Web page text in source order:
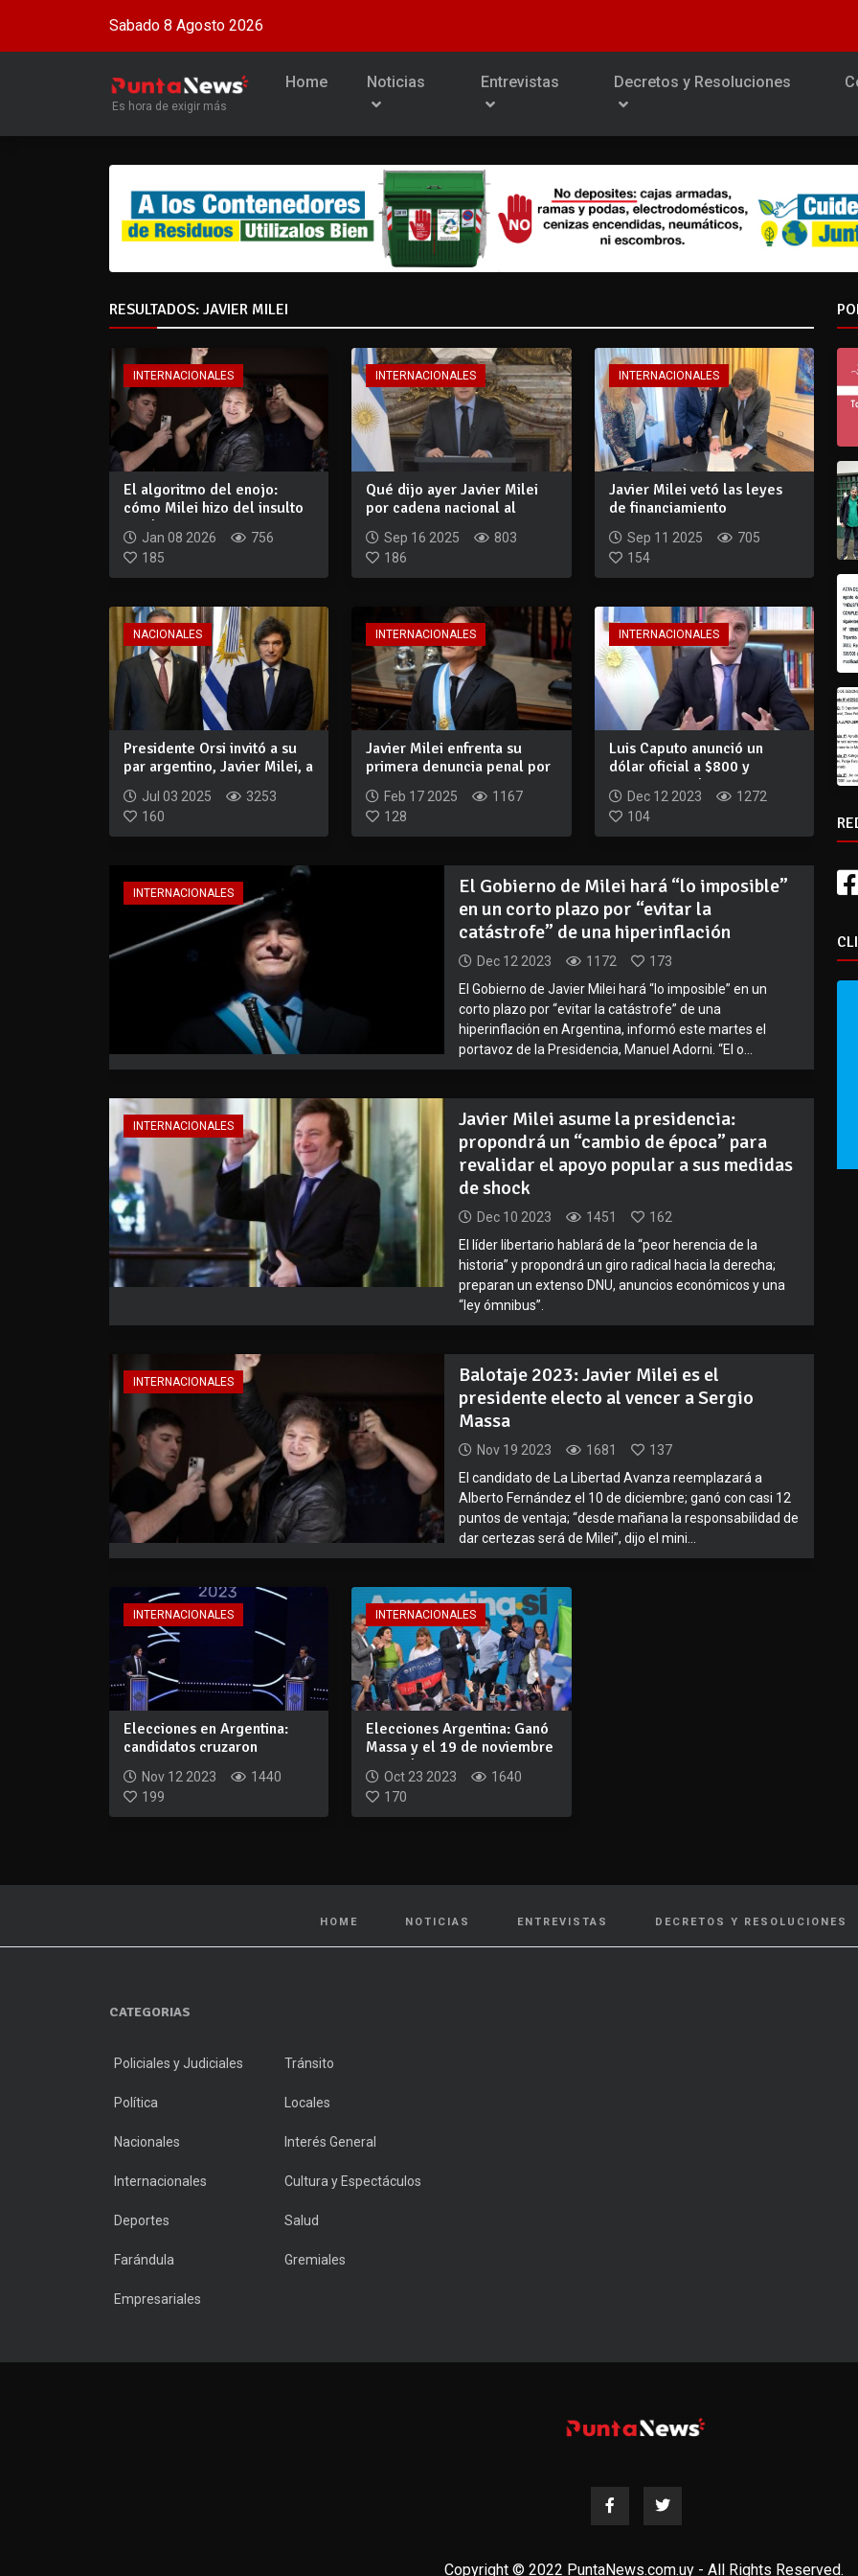
Sabado 8 Agosto 2026
Es hora de exigir más
Home Noticias Entrevistas Decretos y Resoluciones
RESULTADOS: JAVIER MILEI
INTERNACIONALES
El algoritmo del enojo:
cómo Milei hizo del insulto
una herr...
Jan 08 2026
756
185
INTERNACIONALES
Qué dijo ayer Javier Milei
por cadena nacional al
Sep 16 2025
803
186
INTERNACIONALES
Javier Milei vetó las leyes
de financiamiento
Sep 11 2025
705
154
NACIONALES
Presidente Orsi invitó a su
par argentino, Javier Milei, a
Jul 03 2025
3253
160
INTERNACIONALES
Javier Milei enfrenta su
primera denuncia penal por
Feb 17 2025
1167
128
INTERNACIONALES
Luis Caputo anunció un
dólar oficial a $800 y
recortes en ob...
Dec 12 2023
1272
104
INTERNACIONALES
El Gobierno de Milei hará “lo imposible”
en un corto plazo por “evitar la
catástrofe” de una hiperinflación
Dec 12 2023 1172
173
El Gobierno de Javier Milei hará “lo imposible” en un
corto plazo por “evitar la catástrofe” de una
hiperinflación en Argentina, informó este martes el
portavoz de la Presidencia, Manuel Adorni. “El o...
INTERNACIONALES
Javier Milei asume la presidencia:
propondrá un “cambio de época” para
revalidar el apoyo popular a sus medidas
de shock
Dec 10 2023 1451
162
El líder libertario hablará de la “peor herencia de la
historia” y propondrá un giro radical hacia la derecha;
preparan un extenso DNU, anuncios económicos y una
“ley ómnibus”.
INTERNACIONALES
Balotaje 2023: Javier Milei es el
presidente electo al vencer a Sergio
Massa
Nov 19 2023 1681
137
El candidato de La Libertad Avanza reemplazará a
Alberto Fernández el 10 de diciembre; ganó con casi 12
puntos de ventaja; “desde mañana la responsabilidad de
dar certezas será de Milei”, dijo el mini...
INTERNACIONALES
Elecciones en Argentina:
candidatos cruzaron
Nov 12 2023
1440
199
INTERNACIONALES
Elecciones Argentina: Ganó
Massa y el 19 de noviembre
se med...
Oct 23 2023
1640
170
HOME NOTICIAS ENTREVISTAS DECRETOS Y RESOLUCIONES
CATEGORIAS
Policiales y Judiciales Tránsito
Política Locales
Nacionales Interés General
Internacionales Cultura y Espectáculos
Deportes Salud
Farándula Gremiales
Empresariales
Copyright © 2022 PuntaNews.com.uy - All Rights Reserved.